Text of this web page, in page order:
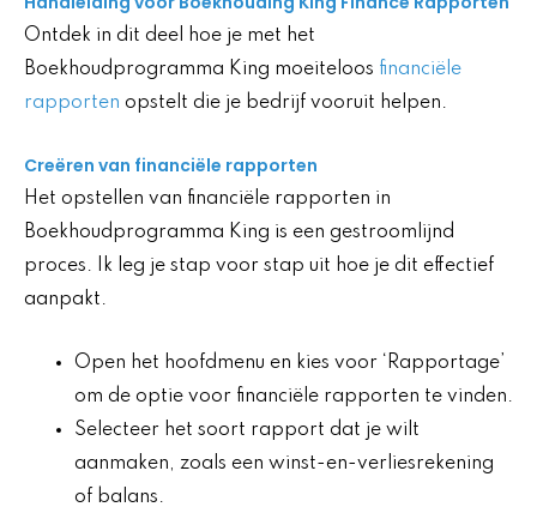
Ontdek in dit deel hoe je met het
Boekhoudprogramma King moeiteloos financiële
rapporten opstelt die je bedrijf vooruit helpen.
Creëren van financiële rapporten
Het opstellen van financiële rapporten in
Boekhoudprogramma King is een gestroomlijnd
proces. Ik leg je stap voor stap uit hoe je dit effectief
aanpakt.
Open het hoofdmenu en kies voor ‘Rapportage’
om de optie voor financiële rapporten te vinden.
Selecteer het soort rapport dat je wilt
aanmaken, zoals een winst-en-verliesrekening
of balans.